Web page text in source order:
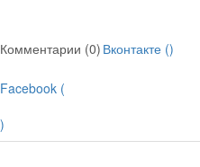
Комментарии (0) Вконтакте ()
Facebook (
)